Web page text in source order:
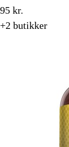
95 kr.
+2 butikker